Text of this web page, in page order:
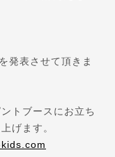
発表させて頂きま
トブースにお立ち
げます。